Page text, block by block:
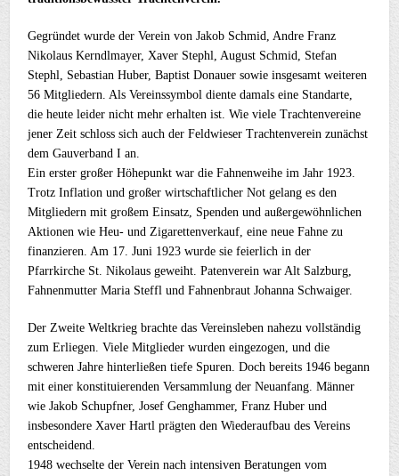
Gegründet wurde der Verein von Jakob Schmid, Andre Franz
Nikolaus Kerndlmayer, Xaver Stephl, August Schmid, Stefan
Stephl, Sebastian Huber, Baptist Donauer sowie insgesamt weiteren
56 Mitgliedern. Als Vereinssymbol diente damals eine Standarte,
die heute leider nicht mehr erhalten ist. Wie viele Trachtenvereine
jener Zeit schloss sich auch der Feldwieser Trachtenverein zunächst
dem Gauverband I an.
Ein erster großer Höhepunkt war die Fahnenweihe im Jahr 1923.
Trotz Inflation und großer wirtschaftlicher Not gelang es den
Mitgliedern mit großem Einsatz, Spenden und außergewöhnlichen
Aktionen wie Heu- und Zigarettenverkauf, eine neue Fahne zu
finanzieren. Am 17. Juni 1923 wurde sie feierlich in der
Pfarrkirche St. Nikolaus geweiht. Patenverein war Alt Salzburg,
Fahnenmutter Maria Steffl und Fahnenbraut Johanna Schwaiger.
Der Zweite Weltkrieg brachte das Vereinsleben nahezu vollständig
zum Erliegen. Viele Mitglieder wurden eingezogen, und die
schweren Jahre hinterließen tiefe Spuren. Doch bereits 1946 begann
mit einer konstituierenden Versammlung der Neuanfang. Männer
wie Jakob Schupfner, Josef Genghammer, Franz Huber und
insbesondere Xaver Hartl prägten den Wiederaufbau des Vereins
entscheidend.
1948 wechselte der Verein nach intensiven Beratungen vom